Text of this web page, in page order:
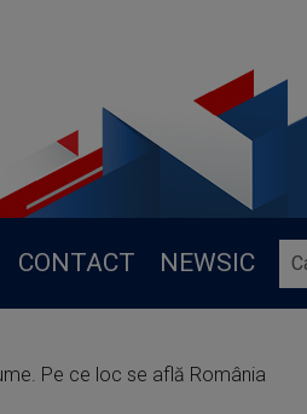
CONTACT NEWSIC
Pe ce loc se află România